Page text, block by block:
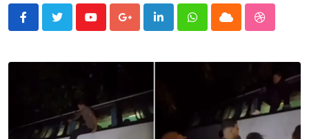
YoutubeGoogle+LinkedInWhatsappCloud